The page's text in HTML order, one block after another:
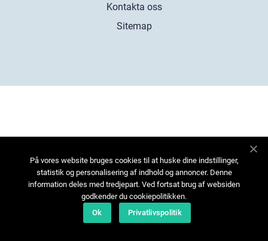
Kontakta oss
Sitemap
På vores website bruges cookies til at huske dine indstillinger,
statistik og personalisering af indhold og annoncer. Denne
information deles med tredjepart. Ved fortsat brug af websiden
godkender du cookiepolitikken.
Ok
Privatlivspolitik